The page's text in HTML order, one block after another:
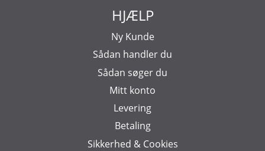
HJÆLP
Ny Kunde
Sådan handler du
Sådan søger du
Mitt konto
Levering
Betaling
Sikkerhed & Cookies